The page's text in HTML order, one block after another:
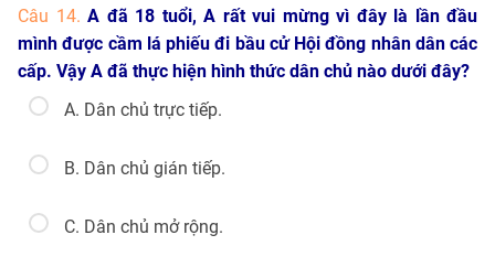
Câu 14. A đã 18 tuổi, A rất vui mừng vì đây là lần đầu
mình được cầm lá phiếu đi bầu cử Hội đồng nhân dân các
cấp. Vậy A đã thực hiện hình thức dân chủ nào dưới đây?
A. Dân chủ trực tiếp.
B. Dân chủ gián tiếp.
C. Dân chủ mở rộng.